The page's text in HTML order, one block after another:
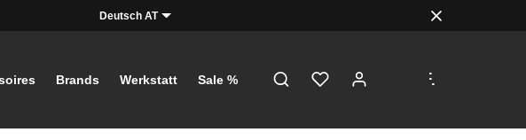
Deutsch AT
Brands Werkstatt Sale %
...